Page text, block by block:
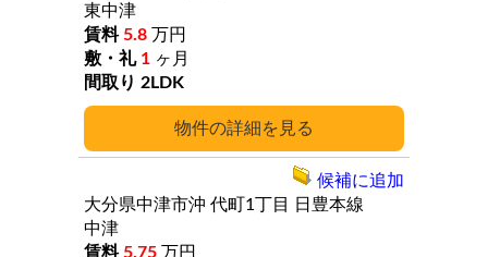
詳細
東中津
5.8 万円
1 ヶ月
2LDK
大分県中津市沖 代町1丁目
日豊本線
中津
5.75 万円
候補に追加